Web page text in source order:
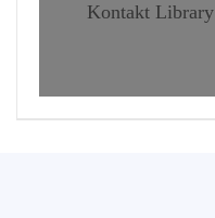
Kontakt Library